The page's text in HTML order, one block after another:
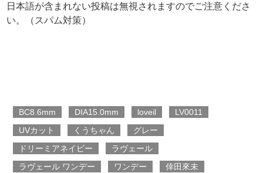
日本語が含まれない投稿は無視されますのでご注意くださ
い。（スパム対策）
BC8.6mm DIA15.0mm loveil
LV0011
UVカット
くうちゃん
グレー
ドリーミアネイビー
ラヴェール
ラヴェール ワンデー
ワンデー
倖田來未